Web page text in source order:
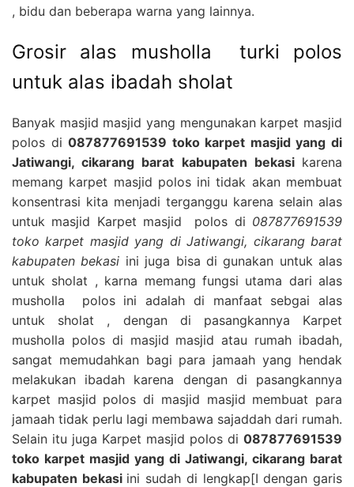
, bidu dan beberapa warna yang lainnya.
Grosir alas musholla turki polos
untuk alas ibadah sholat
Banyak masjid masjid yang mengunakan karpet masjid
polos di087877691539 toko karpet masjid yang di
Jatiwangi, cikarang barat kabupaten bekasi karena
memang karpet masjid polos ini tidak akan membuat
konsentrasi kita menjadi terganggu karena selain alas
untuk masjid Karpet masjid polos di 087877691539
toko karpet masjid yang di Jatiwangi, cikarang barat
kabupaten bekasi ini juga bisa di gunakan untuk alas
untuk sholat , karna memang fungsi utama dari alas
musholla polos ini adalah di manfaat sebgai alas
untuk sholat , dengan di pasangkannya Karpet
musholla polos di masjid masjid atau rumah ibadah,
sangat memudahkan bagi para jamaah yang hendak
melakukan ibadah karena dengan di pasangkannya
karpet masjid polos di masjid masjid membuat para
jamaah tidak perlu lagi membawa sajaddah dari rumah.
Selain itu juga Karpet masjid polos di 087877691539
toko karpet masjid yang di Jatiwangi, cikarang barat
kabupaten bekasi ini sudah di lengkap[I dengan garis